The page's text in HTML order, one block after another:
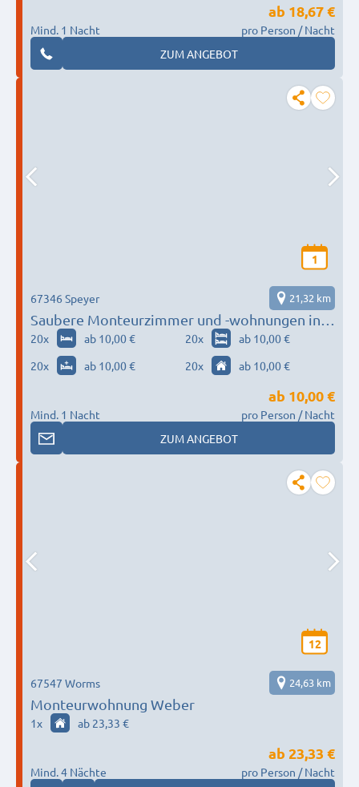
Mind. 1 Nacht
ab 18,67 €
pro Person / Nacht
ZUM ANGEBOT
1
Saubere Monteurzimmer und -wohnungen in
Speyer
67346 Speyer 21,32 km
20x ab 10,00 € 20x
ab 10,00 €
20x ab 10,00 € 20x ab 10,00 €
Mind. 1 Nacht
ab 10,00 €
pro Person / Nacht
ZUM ANGEBOT
12
Monteurwohnung Weber
67547 Worms 24,63 km
1x ab 23,33 €
Mind. 4 Nächte
ab 23,33 €
pro Person / Nacht